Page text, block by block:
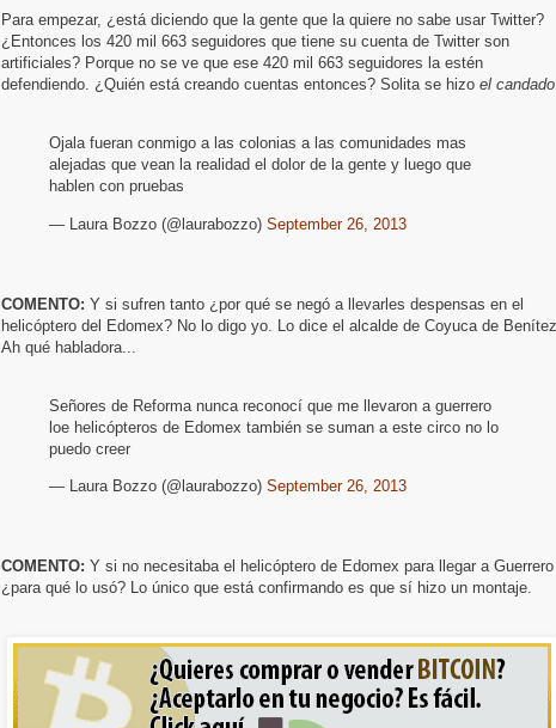
Para empezar, ¿está diciendo que la gente que la quiere no sabe usar Twitter?
¿Entonces los 420 mil 663 seguidores que tiene su cuenta de Twitter son
artificiales? Porque no se ve que ese 420 mil 663 seguidores la estén
defendiendo. ¿Quién está creando cuentas entonces? Solita se hizo el candado
Ojala fueran conmigo a las colonias a las comunidades mas
alejadas que vean la realidad el dolor de la gente y luego que
hablen con pruebas
— Laura Bozzo (@laurabozzo) September 26, 2013
COMENTO: Y si sufren tanto ¿por qué se negó a llevarles despensas en el
helicóptero del Edomex? No lo digo yo. Lo dice el alcalde de Coyuca de Benítez.
Ah qué habladora...
Señores de Reforma nunca reconocí que me llevaron a guerrero
loe helicópteros de Edomex también se suman a este circo no lo
puedo creer
— Laura Bozzo (@laurabozzo) September 26, 2013
COMENTO: Y si no necesitaba el helicóptero de Edomex para llegar a Guerrero
¿para qué lo usó? Lo único que está confirmando es que sí hizo un montaje.